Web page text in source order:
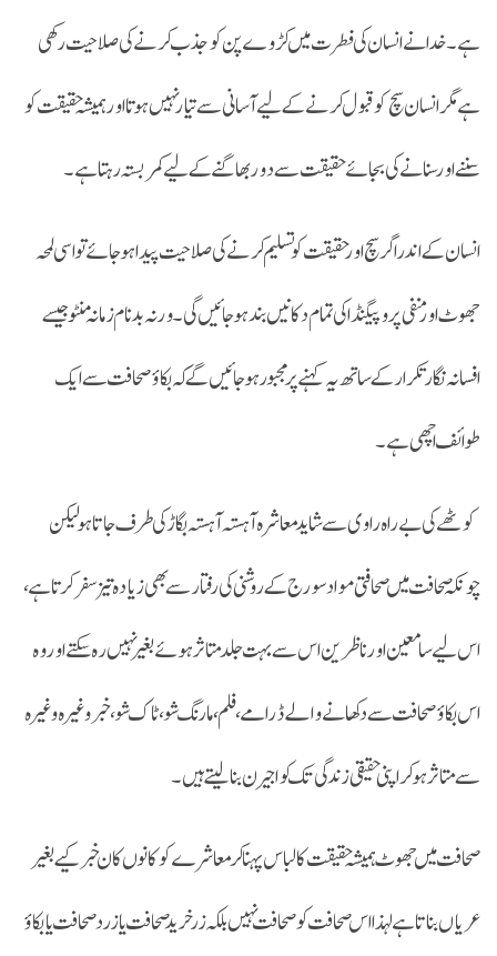
ہے۔ خدا نے انسان کی فطرت میں کڑوےپن کوجذب کرنے کی صلاحیت رکھی
ہے مگر انسان سچ کو قبول کرنے کے لیے آسانی سے تیار نہیں ہوتا اور ہمیشہ حقیقت کو
سننے اور سنانے کی بجائے حقیقت سے دور بھاگنے کے لیے کمربستہ رہتا ہے۔
انسان کے اندر اگر سچ اور حقیقت کو تسلیم کرنے کی صلاحیت پیدا ہو جائے تواسی لمحہ
جھوٹ اورمنفی پروپیگنڈا کی تمام دکانیں بند ہو جائیں گی۔ ورنہ بدنام زمانہ منٹو جیسے
افسانہ نگار تکرار کے ساتھ یہ کہنے پر مجبور ہو جائیں گے کہ بکاؤ صحافت سے ایک
طوائف اچھی ہے۔
کوٹھے کی بے راہ راوی سے شاید معاشرہ آہستہ آہستہ بگاڑ کی طرف جاتا ہو لیکن
چونکہ صحافت میں صحافتی مواد سورج کے روشنی کی رفتار سے بھی زیادہ تیز سفرکرتا ہے،
اس لیے سامعین اور ناظرین اس سے بہت جلد متاثر ہوئے بغیر نہیں رہ سکتے اور وہ
اس بکاؤ صحافت سے دکھانے والے ڈرامے، فلم، مارنگ شو، ٹاک شو، خبر وغیرہ وغیر ہ
سے متاثر ہوکر اپنی حقیقی زندگی تک کو اجیرن بنا لیتے ہیں۔
صحافت میں جھوٹ ہمیشہ حقیقت کا لباس پہنا کر معاشرے کو کانوں کان خبر کیے بغیر
عریاں بناتا ہے لہذا اس صحافت کو صحافت نہیں بلکہ زر خرید صحافت یا زرد صحافت یا بکاؤ